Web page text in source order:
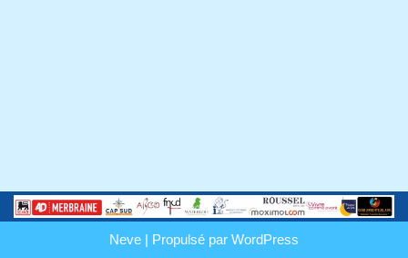
Neve | Propulsé par WordPress